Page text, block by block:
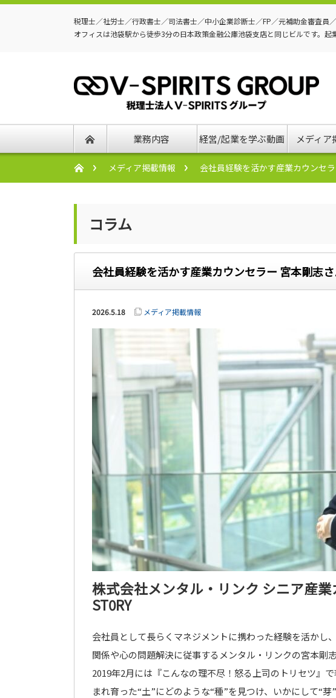
税理士／社労士／行政書士／司法書士／中小企業診断士／FP／元補助金審査
オフィスは池袋駅から徒歩3分の日本政策金融公庫池袋支店と同じビルです。起
業務内容 経営/起業を学ぶ動画 メディア
メディア掲載情報 会社員経験を活かす産業カウンセ
コラム
会社員経験を活かす産業カウンセラー 宮本剛志
2026.5.18 メディア掲載情報
株式会社メンタル・リンク シニア産
ST0RY
会社員として長らくマネジメントに携わった経験を活かし
関係や心の問題解決に従事するメンタル・リンクの宮本剛志
2019年2月には『こんなの理不尽！怒る上司のトリセツ』
まれ育った“土”にどのような“種”を見つけ、いかにして“芽